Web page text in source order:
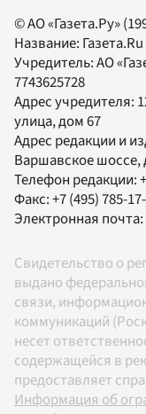
© АО «Газета.Ру»
Название: Газета.Ru
Учредитель:АО
7743625728
Адрес учредителя:
улица, дом 67
Адрес редакции и
Варшавское шоссе,
Телефон редакции:
Факс:+7 (495) 785-
Электронная почта:
Свидетельство о
выдано
связи,
коммуникаций
несет
содержащейся в
предоставляет
Информация об